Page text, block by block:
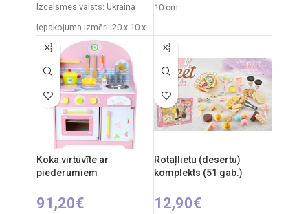
Izcelsmes valsts: Ukraina
Iepakojuma izmēri: 20 x 10 x
Produkta materiāls:
plastmasa
Ieteicamais vecums: no 3
gadiem.
10 cm
Produkta materiāls:
plastmasa
Ieteicamais vecums: no 3
gadiem.
Koka virtuvīte ar
piederumiem
91,20€
Rotaļlietu (desertu)
komplekts (51 gab.)
12,90€